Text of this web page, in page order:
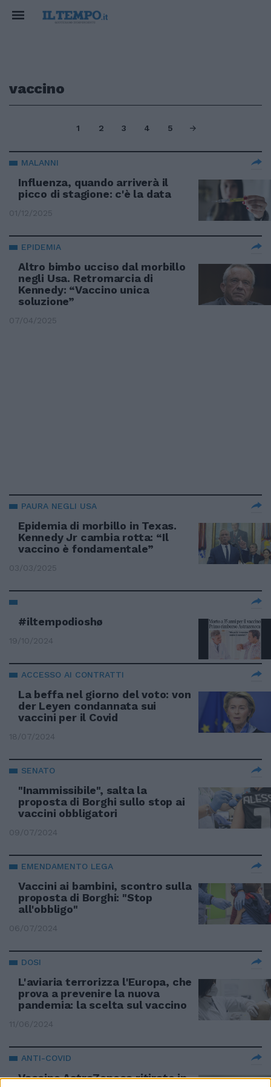
vaccino
1 2 3 4 5
MALANNI
Influenza, quando arriverà il
picco di stagione: c'è la data
01/12/2025
EPIDEMIA
Altro bimbo ucciso dal morbillo
negli Usa. Retromarcia di
Kennedy: “Vaccino unica
soluzione”
07/04/2025
PAURA NEGLI USA
Epidemia di morbillo in Texas.
Kennedy Jr cambia rotta: “Il
vaccino è fondamentale”
03/03/2025
#iltempodioshø
19/10/2024
ACCESSO AI CONTRATTI
La beffa nel giorno del voto: von
der Leyen condannata sui
vaccini per il Covid
18/07/2024
SENATO
"Inammissibile", salta la
proposta di Borghi sullo stop ai
vaccini obbligatori
09/07/2024
EMENDAMENTO LEGA
Vaccini ai bambini, scontro sulla
proposta di Borghi: "Stop
all'obbligo"
06/07/2024
DOSI
L'aviaria terrorizza l'Europa, che
prova a prevenire la nuova
pandemia: la scelta sul vaccino
11/06/2024
ANTI-COVID
Vaccino AstraZeneca ritirato in